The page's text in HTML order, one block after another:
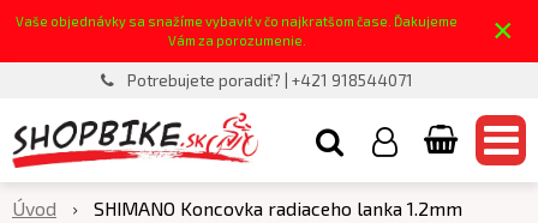
Vaše objednávky sa snažíme vybaviť v čo najkratšom čase. Ďakujeme
Vám za porozumenie.
×
Potrebujete poradiť? | +421 918544071
Úvod
SHIMANO Koncovka radiaceho lanka 1.2mm